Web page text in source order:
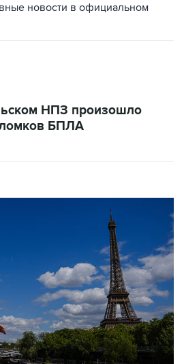
новости в официальном
НПЗ произошло
БПЛА